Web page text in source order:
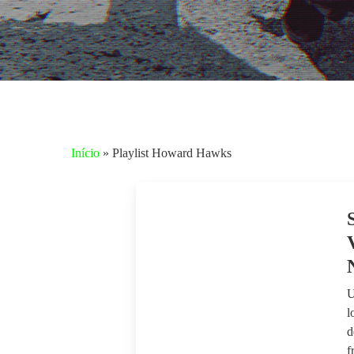
Início » Playlist Howard Hawks